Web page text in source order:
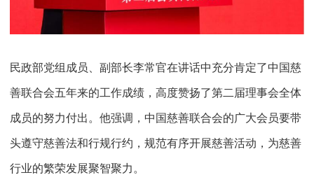
民政部党组成员、副部长李常官在讲话中充分肯定了中国慈
善联合会五年来的工作成绩，高度赞扬了第二届理事会全体
成员的努力付出。他强调，中国慈善联合会的广大会员要带
头遵守慈善法和行规行约，规范有序开展慈善活动，为慈善
行业的繁荣发展聚智聚力。